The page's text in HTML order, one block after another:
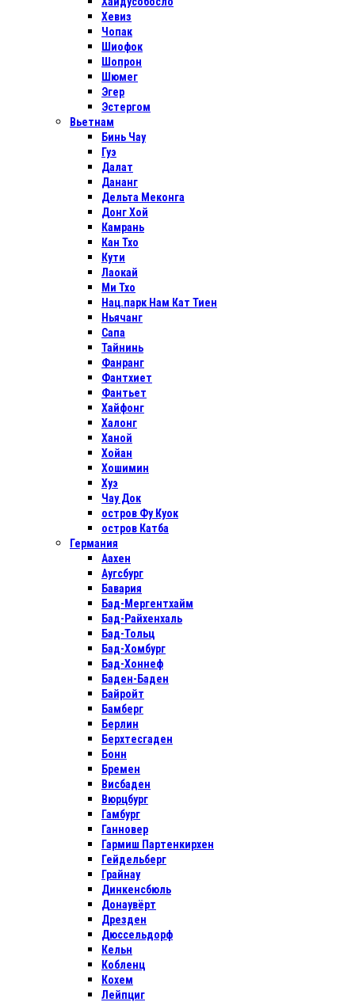
Хевиз
Чопак
Шиофок
Шопрон
Шюмег
Эгер
Эстергом
Вьетнам
Бинь Чау
Гуэ
Далат
Дананг
Дельта Меконга
Донг Хой
Камрань
Кан Тхо
Кути
Лаокай
Ми Тхо
Нац.парк Нам Кат Тиен
Ньячанг
Сапа
Тайнинь
Фанранг
Фантхиет
Фантьет
Хайфонг
Халонг
Ханой
Хойан
Хошимин
Хуэ
Чау Док
остров Фу Куок
остров Катба
Германия
Аахен
Аугсбург
Бавария
Бад-Мергентхайм
Бад-Райхенхаль
Бад-Тольц
Бад-Хомбург
Бад-Хоннеф
Баден-Баден
Байройт
Бамберг
Берлин
Берхтесгаден
Бонн
Бремен
Висбаден
Вюрцбург
Гамбург
Ганновер
Гармиш Партенкирхен
Гейдельберг
Грайнау
Динкенсбюль
Донаувёрт
Дрезден
Дюссельдорф
Кельн
Кобленц
Кохем
Лейпциг